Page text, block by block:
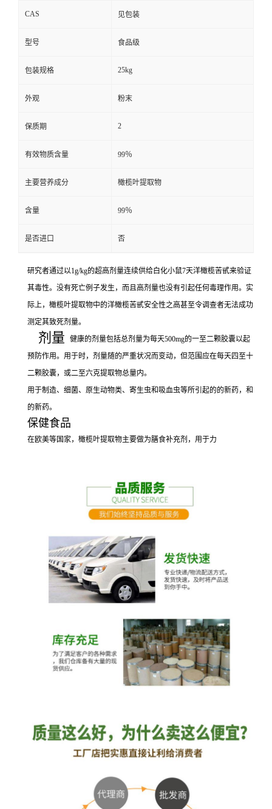
CAS 见包装
型号 食品级
包装规格 25kg
外观 粉末
保质期 2
有效物质含量 99％
主要营养成分 橄榄叶提取物
含量 99％
是否进口 否
研究者通过以1g/kg的超高剂量连续供给白化小鼠7天洋橄榄苦甙来验证
其毒性。没有死亡例子发生，而且高剂量也没有引起任何毒理作用。实
际上，橄榄叶提取物中的洋橄榄苦甙安全性之高甚至令调查者无法成功
测定其致死剂量。
剂量
健康的剂量包括总剂量为每天500mg的一至二颗胶囊以起
预防作用。用于时，剂量随的严重状况而变动，但范围应在每天四至十
二颗胶囊，或二至六克提取物总量内。
用于制造、细菌、原生动物类、寄生虫和吸血虫等所引起的的新药，和
的新药。
保健食品
在欧美等国家，橄榄叶提取物主要做为膳食补充剂，用于力